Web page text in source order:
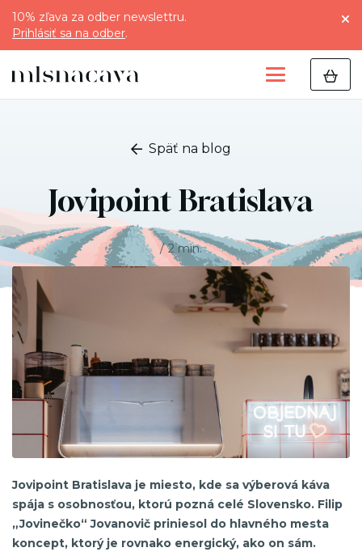
10% zľava za odber newslettru.
Prihlásiť sa na odber.
Späť na blog
Jovipoint Bratislava
/ 2 min.
Jovipoint Bratislava je miesto, kde sa výberová káva
spája s osobnosťou, ktorú pozná celé Slovensko. Filip
„Jovinečko“ Jovanovič priniesol do hlavného mesta
koncept, ktorý je rovnako energický, ako on sám.